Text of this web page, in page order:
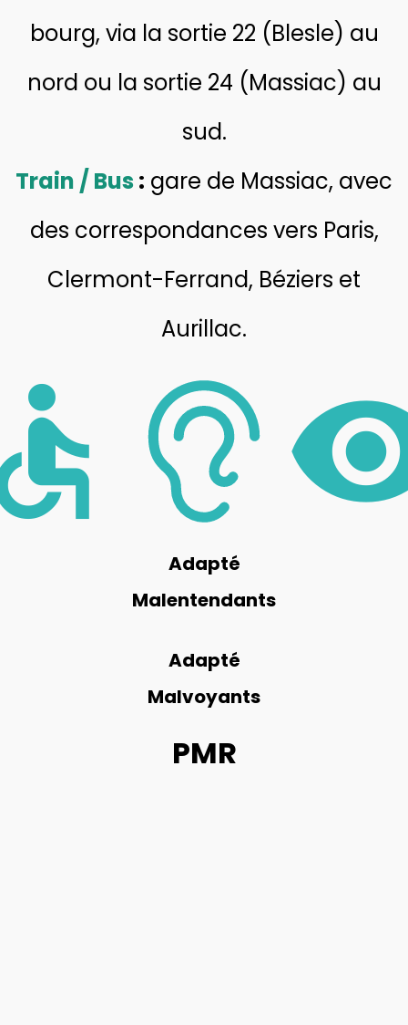
bourg, via la sortie 22 (Blesle) au
nord ou la sortie 24 (Massiac) au
sud.
Train / Bus: gare de Massiac, avec
des correspondances vers Paris,
Clermont-Ferrand, Béziers et
Aurillac.
Adapté
Malentendants
Adapté
Malvoyants
PMR